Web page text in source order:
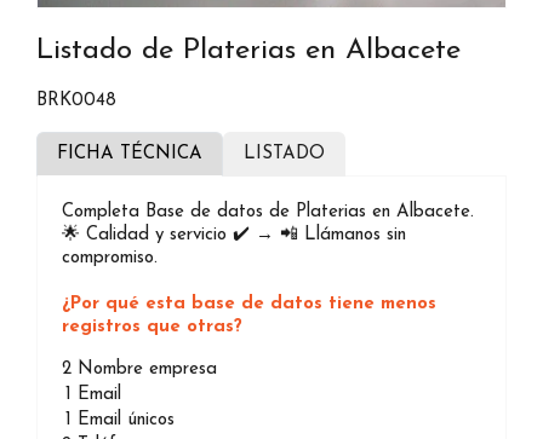
Listado de Platerias en Albacete
BRK0048
FICHA TÉCNICA LISTADO
Completa Base de datos de Platerias en Albacete.
🌟 Calidad y servicio ✔️ → 📲 Llámanos sin
compromiso.
¿Por qué esta base de datos tiene menos
registros que otras?
2 Nombre empresa
1
Email
1
Email únicos